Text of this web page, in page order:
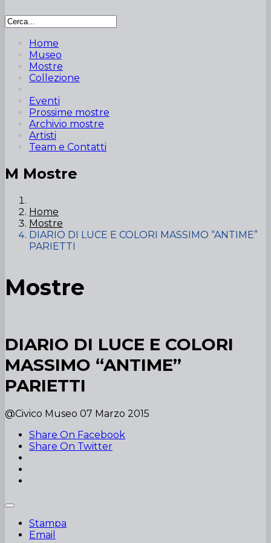
Home
Museo
Mostre
Collezione
Eventi
Prossime mostre
Archivio mostre
Artisti
Team e Contatti
M Mostre
Home
Mostre
DIARIO DI LUCE E COLORI MASSIMO “ANTIME”
PARIETTI
Mostre
DIARIO DI LUCE E COLORI
MASSIMO “ANTIME”
PARIETTI
@Civico Museo 07 Marzo 2015
Share On Facebook
Share On Twitter
Stampa
Email